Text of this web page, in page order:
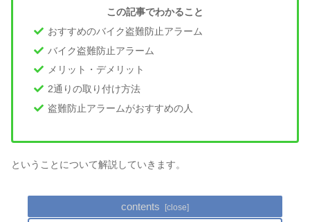
この記事でわかること
おすすめのバイク盗難防止アラーム
バイク盗難防止アラーム
メリット・デメリット
2通りの取り付け方法
盗難防止アラームがおすすめの人
ということについて解説していきます。
contents